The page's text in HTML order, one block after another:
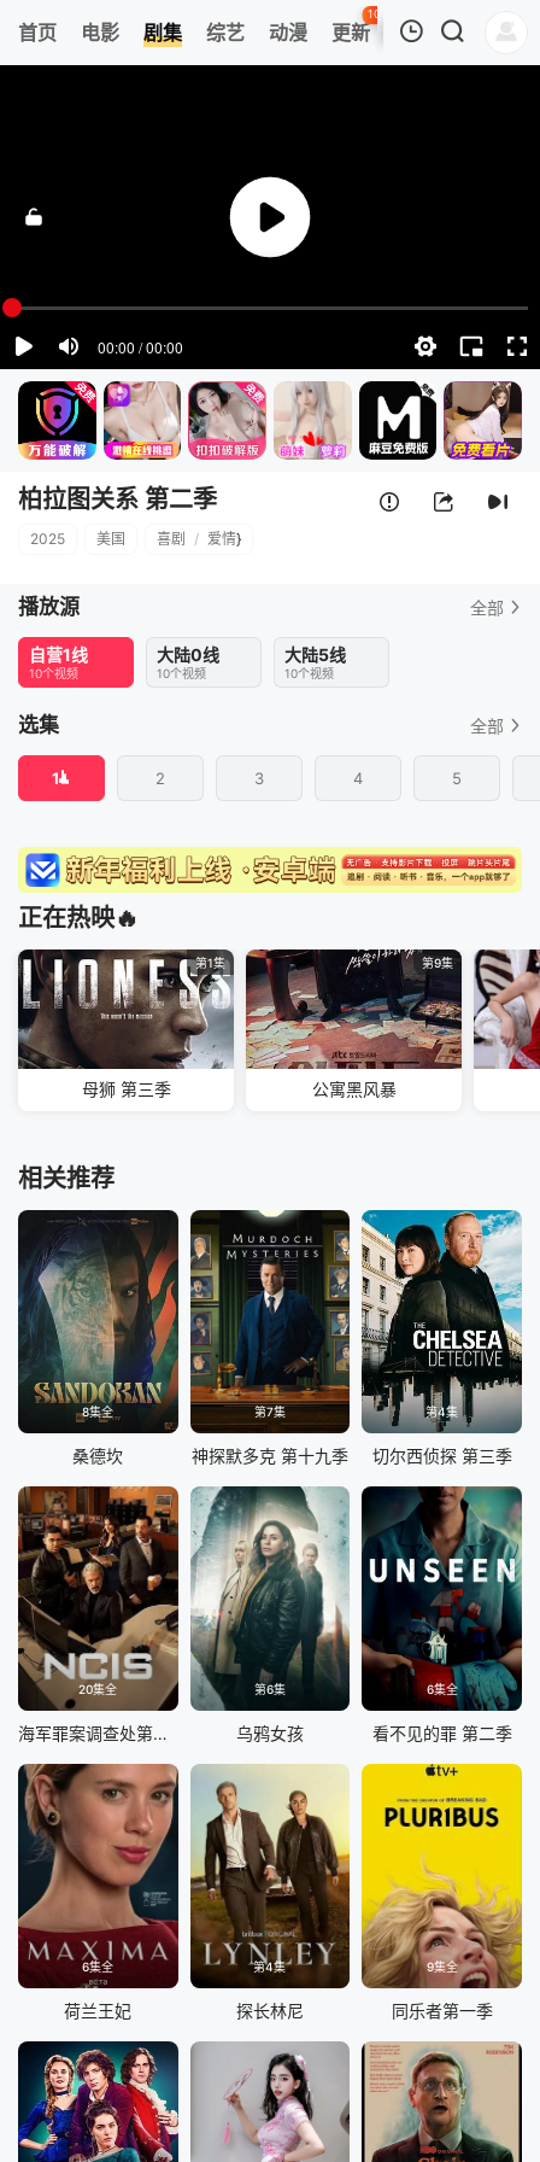
首页 电影 剧集 综艺 动漫 更新
106
热榜 APP
清空
柏拉图关系 第二季
2025 美国 喜剧 / 爱情}
播放源 全部
自营1线
10个视频
大陆0线
10个视频
大陆5线
10个视频
选集 全部
1 2 3 4 5
正在热映🔥
第1集
母狮 第三季
第9集
公寓黑风暴
相关推荐
8集全
桑德坎
第7集
神探默多克 第十九季
第4集
切尔西侦探 第三季
20集全
海军罪案调查处第二十三季
第6集
乌鸦女孩
6集全
看不见的罪 第二季
6集全
荷兰王妃
第4集
探长林尼
9集全
同乐者第一季